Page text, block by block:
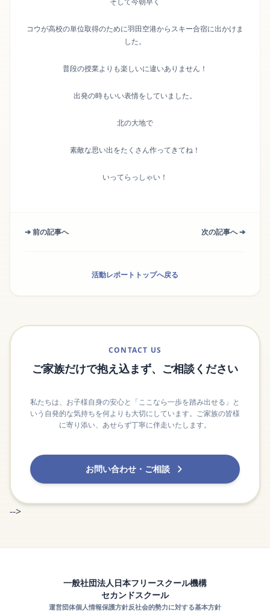
コウが高校の単位取得のために羽田空港からスキー合宿に出かけま
した。
普段の授業よりも楽しいに違いありません！
出発の時もいい表情をしていました。
北の大地で
素敵な思い出をたくさん作ってきてね！
いってらっしゃい！
➔ 前の記事へ 次の記事へ ➔
活動レポートトップへ戻る
CONTACT US
ご家族だけで抱え込まず、ご相談ください
私たちは、お子様自身の安心と「ここなら一歩を踏み出せる」と
いう自発的な気持ちを何よりも大切にしています。ご家族の皆様
に寄り添い、あせらず丁寧に伴走いたします。
お問い合わせ・ご相談
-->
一般社団法人日本フリースクール機構
セカンドスクール
運営団体個人情報保護方針反社会的勢力に対する基本方針